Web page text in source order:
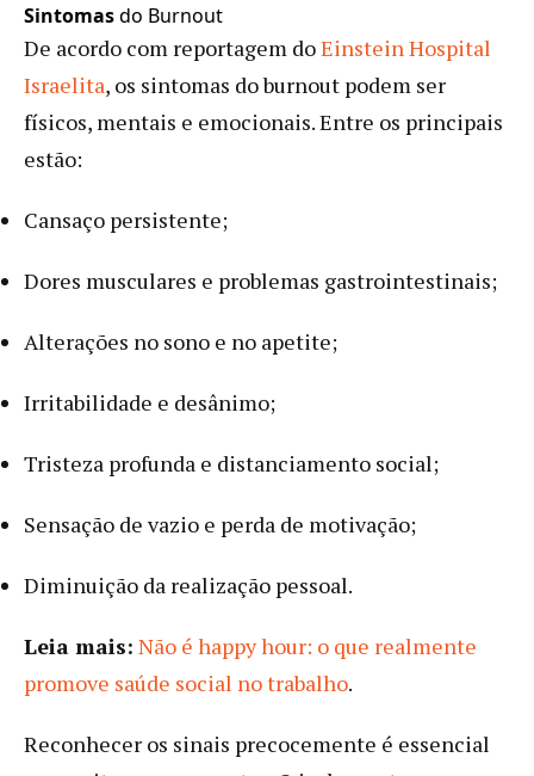
Sintomasdo Burnout
De acordo com reportagem doEinstein Hospital
Israelita, os sintomas do burnout podem ser
físicos, mentais e emocionais. Entre os principais
estão:
Cansaço persistente;
Dores musculares e problemas gastrointestinais;
Alterações no sono e no apetite;
Irritabilidade e desânimo;
Tristeza profunda e distanciamento social;
Sensação de vazio e perda de motivação;
Diminuição da realização pessoal.
Leia mais: Não é happy hour: o que realmente
promove saúde social no trabalho.
Reconhecer os sinais precocemente é essencial